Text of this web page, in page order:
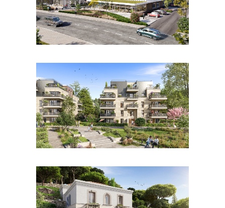
LIRE LA SUITE
LIRE LA SUITE